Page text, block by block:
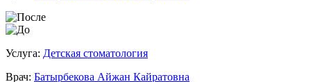
Услуга: Детская стоматология
Врач: Батырбекова Айжан Кайратовна